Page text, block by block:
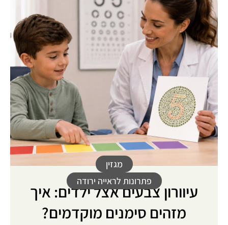
מגזין
פתרונות לראייה ירודה
עיוורון צבעים אצל ילדים: איך
מזהים סימנים מוקדמים?